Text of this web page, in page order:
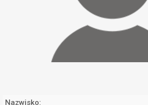
Nazwisko: